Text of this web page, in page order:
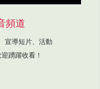
頻道
宣導短片、活動
踴躍收看！